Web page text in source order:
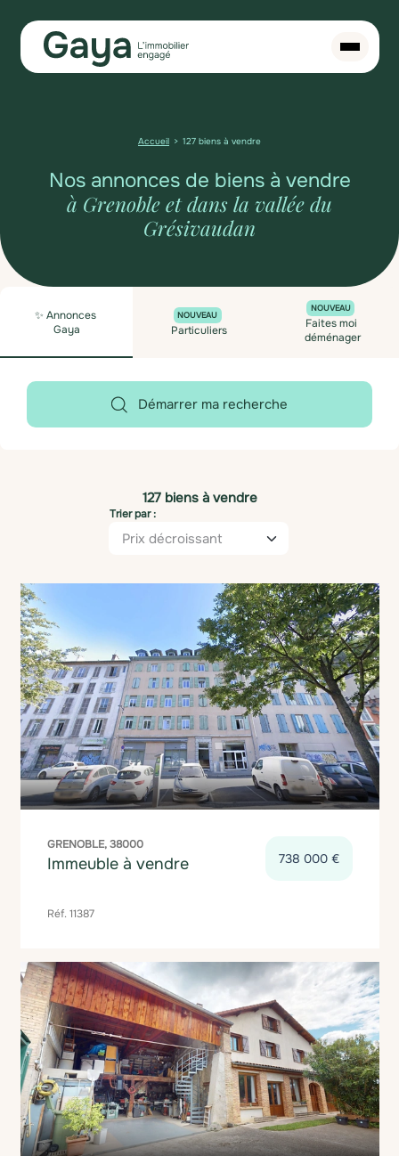
Accueil 127 biens à vendre
Nos annonces de biens à vendre
à Grenoble et dans la vallée du
Grésivaudan
✨ Annonces
Gaya
NOUVEAU
Particuliers
NOUVEAU
Faites moi
déménager
Démarrer ma recherche
127 biens à vendre
Trier par :
GRENOBLE, 38000
Immeuble à vendre 738 000 €
Réf. 11387